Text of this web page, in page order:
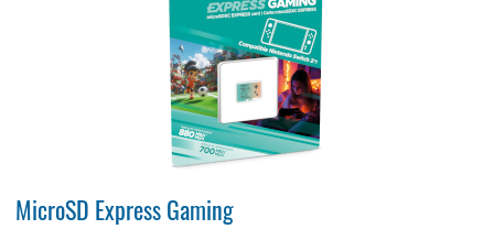
MicroSD Express Gaming